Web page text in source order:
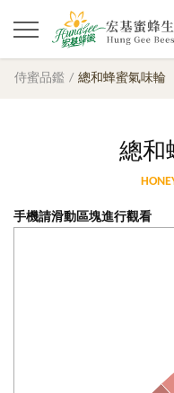
侍蜜品鑑 總和蜂蜜氣味輪
總和
手機請滑動區塊進行觀看